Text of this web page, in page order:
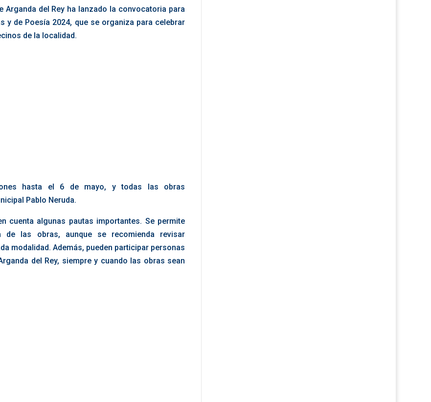
Arganda del Rey ha lanzado la convocatoria para
y de Poesía 2024, que se organiza para celebrar
de la localidad.
hasta el 6 de mayo, y todas las obras
Pablo Neruda.
cuenta algunas pautas importantes. Se permite
las obras, aunque se recomienda revisar
modalidad. Además, pueden participar personas
del Rey, siempre y cuando las obras sean